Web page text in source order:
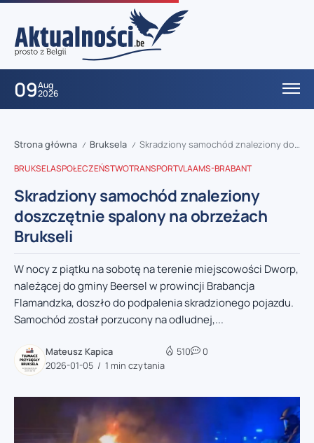
09Aug
2026
Strona główna / Bruksela / Skradziony samochód znaleziony doszczętnie spalony na obrzeżach Brukseli
BRUKSELASPOŁECZEŃSTWOTRANSPORTVLAAMS-BRABANT
Skradziony samochód znaleziony
doszczętnie spalony na obrzeżach
Brukseli
W nocy z piątku na sobotę na terenie miejscowości Dworp,
należącej do gminy Beersel w prowincji Brabancja
Flamandzka, doszło do podpalenia skradzionego pojazdu.
Samochód został porzucony na odludnej,...
Mateusz Kapica
2026-01-05
1 min czytania
510 0